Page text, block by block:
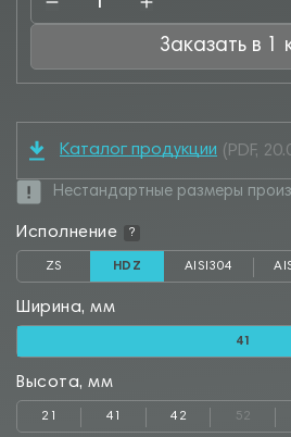
Каталог продукции (PDF,
Нестандартные размеры
Исполнение ?
ZS HDZ AISI304
Ширина, мм
41
Высота, мм
21 41 42 52